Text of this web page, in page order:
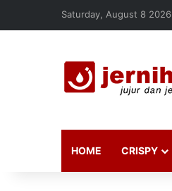
Saturday, August 8 2026
HOME CRISPY